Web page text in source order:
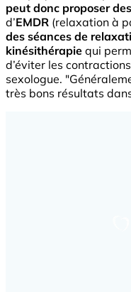
peut donc proposer
d’EMDR (relaxation à
des séances de
kinésithérapie qui
d’éviter les
sexologue.
très bons résultats